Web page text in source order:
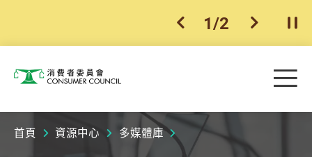
上一個
1/2 下一個開
消費者委員會 目
首頁 資源中心 多媒體庫